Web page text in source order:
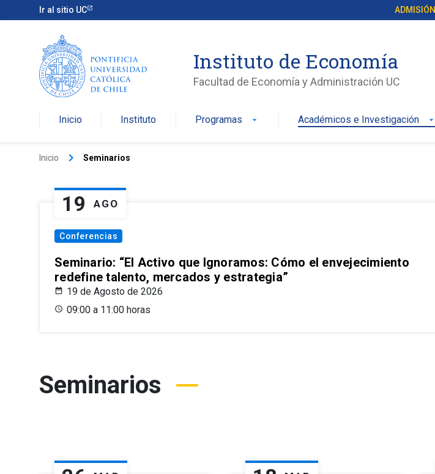
Ir al sitio UC ADMISIÓN
Instituto de Economía
Facultad de Economía y Administración UC
Inicio Instituto Programas arrow_drop_down Académicos e Investigación arrow_drop_down
Inicio keyboard_arrow_right Seminarios
19 AGO
Conferencias
Seminario: “El Activo que Ignoramos: Cómo el envejecimiento
redefine talento, mercados y estrategia”
19 de Agosto de 2026
09:00 a 11:00 horas
Seminarios